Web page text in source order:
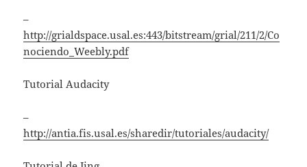
–
http://grialdspace.usal.es:443/bitstream/grial/211/2/Co
nociendo_Weebly.pdf
Tutorial Audacity
–
http://antia.fis.usal.es/sharedir/tutoriales/audacity/